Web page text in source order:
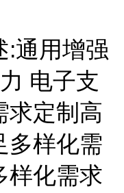
:通用增强
电子支
求定制高
多样化需
样化需求